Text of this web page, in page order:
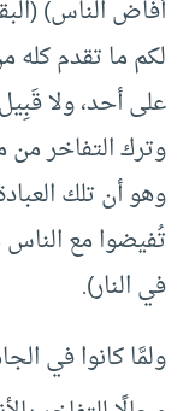
لكم ما تقدم كله
على أحد، ولا
وترك التفاخر
وهو أن تلك
تُفيضوا مع
في النار).
ولمَّا كانوا في